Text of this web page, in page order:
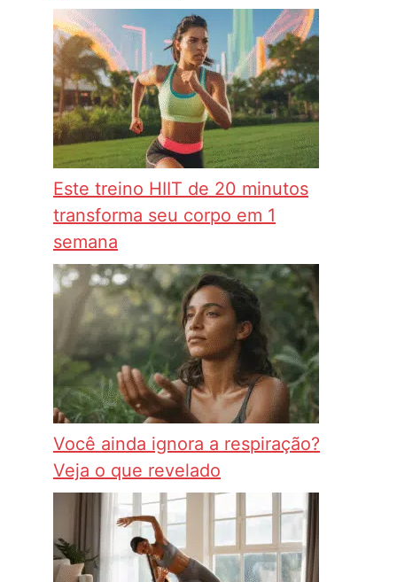
Este treino HIIT de 20 minutos
transforma seu corpo em 1
semana
Você ainda ignora a respiração?
Veja o que revelado